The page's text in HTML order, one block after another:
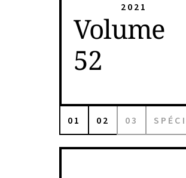
2021
Volume
52
01 02 03